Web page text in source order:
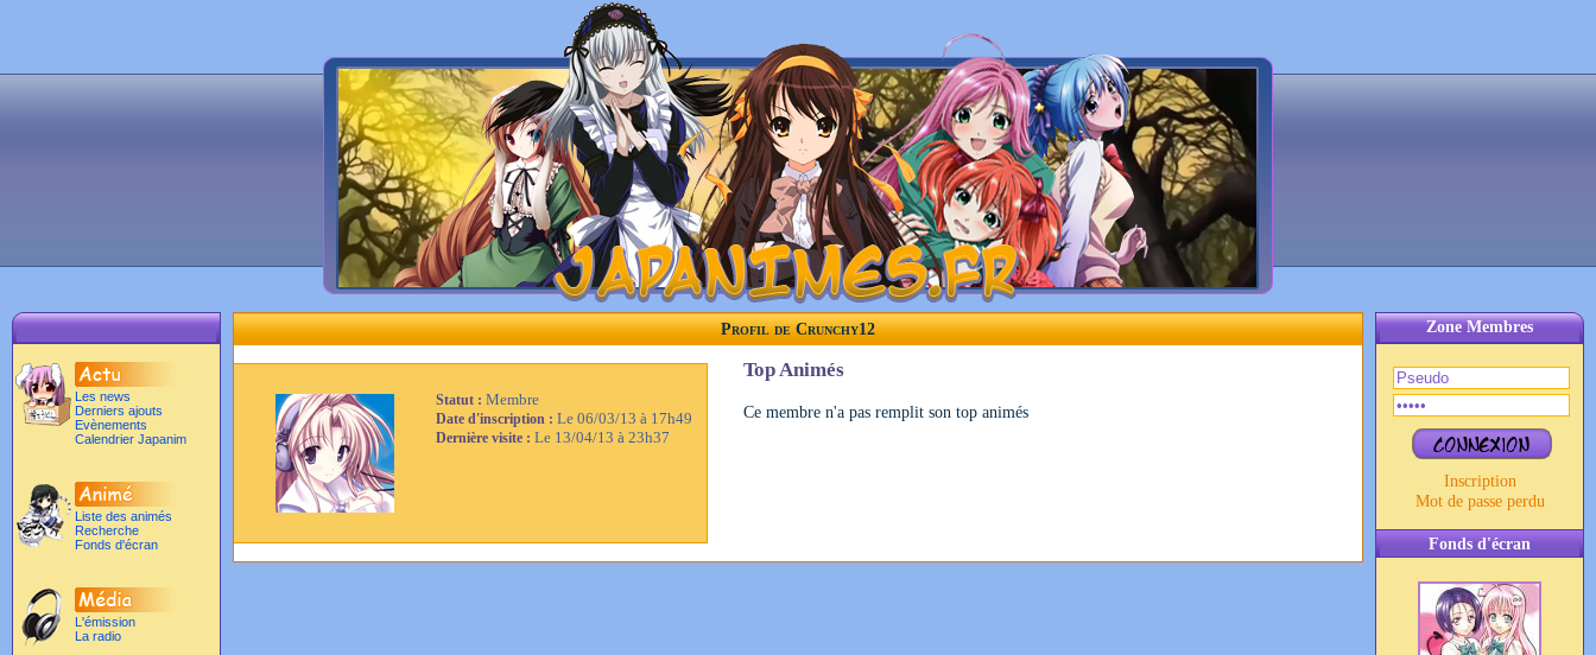
Les news
Derniers ajouts
Evènements
Calendrier Japanim
Liste des animés
Recherche
Fonds d'écran
L'émission
La radio
Zone Membres
Inscription
Mot de passe perdu
Fonds d'écran
Profil de Crunchy12
Statut : Membre
Date d'inscription : Le 06/03/13 à 17h49
Dernière visite : Le 13/04/13 à 23h37
Top Animés
Ce membre n'a pas remplit son top animés